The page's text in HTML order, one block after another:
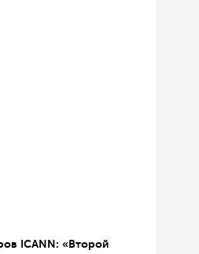
ICANN: «Второй